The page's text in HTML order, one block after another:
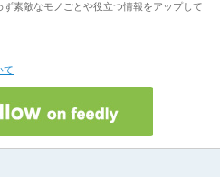
ず素敵なモノごとや役立つ情報をアップして
て